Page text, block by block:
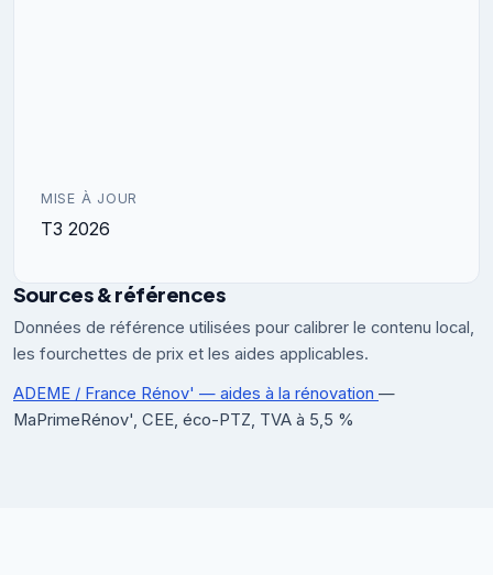
MISE À JOUR
T3 2026
Sources & références
Données de référence utilisées pour calibrer le contenu local,
les fourchettes de prix et les aides applicables.
ADEME / France Rénov' — aides à la rénovation —
MaPrimeRénov', CEE, éco-PTZ, TVA à 5,5 %